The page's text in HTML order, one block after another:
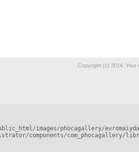
Copyright (c) 2014. Your
images/phocagallery/
components/com_phocagallery/